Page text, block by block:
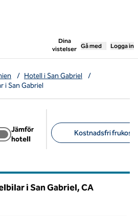
Dina
vistelser
,öppnar ny flik
Gå med Logga in
/ Hotell i San Gabriel
/
i San Gabriel
Jämför
hotell
Kostnadsfri frukost
i San Gabriel,CA